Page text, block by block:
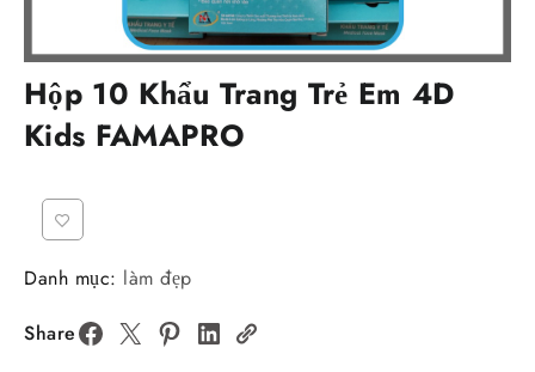
Hộp 10 Khẩu Trang Trẻ Em 4D
Kids FAMAPRO
Danh mục: làm đẹp
Share